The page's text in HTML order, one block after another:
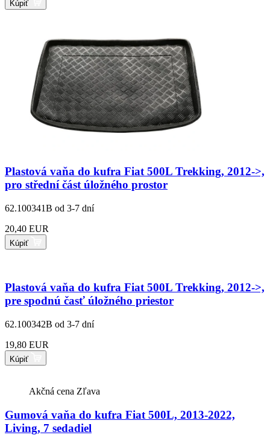
Kúpiť
Plastová vaňa do kufra Fiat 500L Trekking, 2012->,
pro střední část úložného prostor
62.100341B od 3-7 dní
20,40 EUR
Kúpiť
Plastová vaňa do kufra Fiat 500L Trekking, 2012->,
pre spodnú časť úložného priestor
62.100342B od 3-7 dní
19,80 EUR
Kúpiť
Akčná cena Zľava
Gumová vaňa do kufra Fiat 500L, 2013-2022,
Living, 7 sedadiel